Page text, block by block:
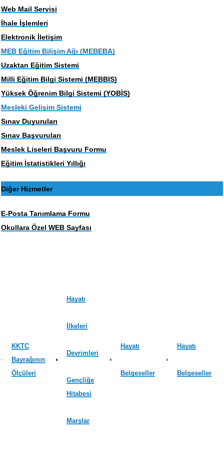
Web Mail Servisi
İhale İşlemleri
Elektronik İletişim
MEB Eğitim Bilişim Ağı (MEBEBA)
Uzaktan Eğitim Sistemi
Milli Eğitim Bilgi Sistemi (MEBBIS)
Yüksek Öğrenim Bilgi Sistemi (YOBİS)
Mesleki Gelişim Sistemi
Sınav Duyuruları
Sınav Başvuruları
Meslek Liseleri Başvuru Formu
Eğitim İstatistikleri Yıllığı
Diğer Hizmetler
E-Posta Tanımlama Formu
Okullara Özel WEB Sayfası
KKTC
Bayrağının
Ölçüleri
Hayatı
İlkeleri
Devrimleri
Gençliğe
Hitabesi
Marşlar
Hayatı
Belgeseller
Hayatı
Belgeseller